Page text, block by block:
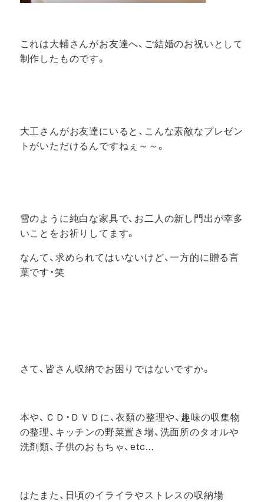
これは大輔さんがお友達へ、ご結婚のお祝いとして
制作したものです。
大工さんがお友達にいると、こんな素敵なプレゼン
トがいただけるんですねぇ～～。
雪のように純白な家具で、お二人の新し門出が幸多
いことをお祈りしてます。
なんて、求められてはいないけど、一方的に贈る言
葉です・笑
さて、皆さん収納でお困りではないですか。
本や、ＣＤ・ＤＶＤに、衣類の整理や、趣味の収集物
の整理、キッチンの野菜置き場、洗面所のタオルや
洗剤類、子供のおもちゃ、etc…
はたまた、日頃のイライラやストレスの収納場